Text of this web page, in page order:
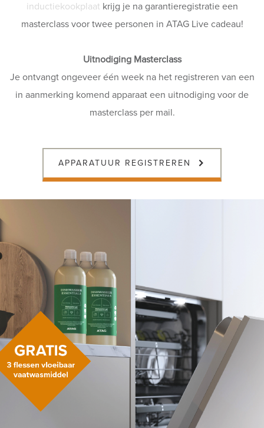
inductiekookplaat krijg je na garantieregistratie een
masterclass voor twee personen in ATAG Live cadeau!
Uitnodiging Masterclass
Je ontvangt ongeveer één week na het registreren van een
in aanmerking komend apparaat een uitnodiging voor de
masterclass per mail.
APPARATUUR REGISTREREN